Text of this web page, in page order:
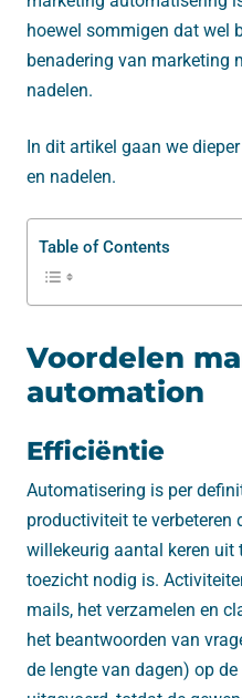
hoewel sommigen dat wel
benadering van marketing
nadelen.
In dit artikel gaan we
en nadelen.
Table of Contents
Voordelen
automation
Efficiëntie
Automatisering is per
productiviteit te verbeteren
willekeurig aantal keren uit
toezicht nodig is.
mails, het verzamelen en
het beantwoorden van
de lengte van dagen) op